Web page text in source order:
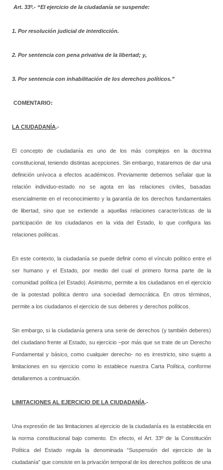
Art. 33º.- “El ejercicio de la ciudadanía se suspende:
1. Por resolución judicial de interdicción.
2. Por sentencia con pena privativa de la libertad; y,
3. Por sentencia con inhabilitación de los derechos políticos.”
COMENTARIO:
LA CIUDADANÍA.-
El concepto de ciudadanía es uno de los más complejos en la doctrina
constitucional, teniendo distintas acepciones. Sin embargo, trataremos de dar una
definición unívoca a efectos académicos. Previamente debemos señalar que la
relación individuo-estado no se agota en las relaciones civiles, basadas
esencialmente en el reconocimiento y la garantía de los derechos fundamentales
de libertad, sino que se extiende a aquellas relaciones características de la
participación de los ciudadanos en la vida del Estado, lo que configura las
relaciones políticas.
En este contexto, la ciudadanía se puede definir como el vínculo político entre el
ser humano y el Estado, por medio del cual el primero forma parte de la
comunidad política (el Estado). Asimismo, permite a los ciudadanos en el ejercicio
de la potestad política dentro una sociedad democrática. En otros términos,
permite a los ciudadanos el ejercicio de sus deberes y derechos políticos.
Sin embargo, si la ciudadanía genera una serie de derechos (y también deberes)
del ciudadano frente al Estado, su ejercicio –por más que se trate de un Derecho
Fundamental y básico, como cualquier derecho- no es irrestricto, sino sujeto a
limitaciones en su ejercicio como lo establece nuestra Carta Política, conforme
detallaremos a continuación.
LIMITACIONES AL EJERCICIO DE LA CIUDADANÍA.-
Una expresión de las limitaciones al ejercicio de la ciudadanía es la establecida en
la norma constitucional bajo comento. En efecto, el Art. 33º de la Constitución
Política del Estado regula la denominada “Suspensión del ejercicio de la
ciudadanía” que consiste en la privación temporal de los derechos políticos de una